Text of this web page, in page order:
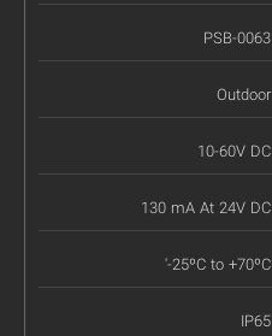
PSB-0063
Outdoor
10-60V DC
130 mA At 24V DC
'-25ºC to +70ºC
IP65